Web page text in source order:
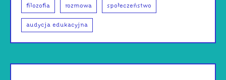
filozofia rozmowa społeczeństwo
audycja edukacyjna